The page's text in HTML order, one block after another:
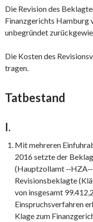
Die Revision des
Finanzgerichts Hamburg
unbegründet
Die Kosten des
tragen.
Tatbestand
I.
Mit mehreren
2016 setzte der
(Hauptzollamt
Revisionsbeklagte
von insgesamt
Einspruchsverfahren
Klage zum